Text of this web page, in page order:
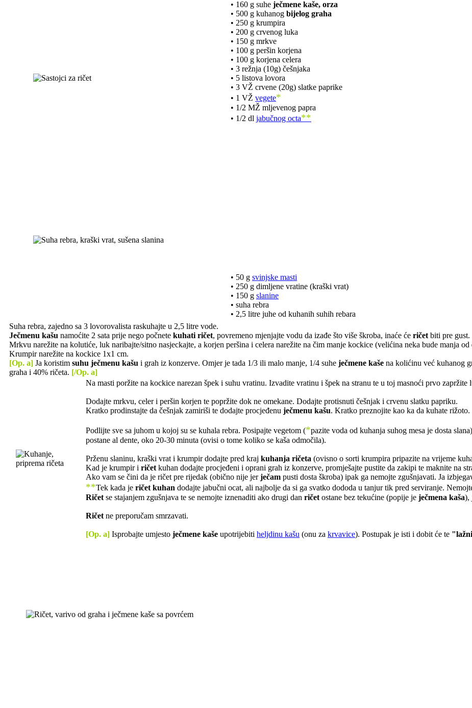
• 160 g suhe ječmene kaše, orza
• 500 g kuhanog bijelog graha
• 250 g krumpira
• 200 g crvenog luka
• 150 g mrkve
• 100 g peršin korjena
• 100 g korjena celera
• 3 režnja (10g) češnjaka
• 5 listova lovora
• 3 VŽ crvene (20g) slatke paprike
• 1 VŽ vegete*
• 1/2 MŽ mljevenog papra
• 1/2 dl jabučnog octa**
• 50 g svinjske masti
• 250 g dimljene vratine (kraški vrat)
• 150 g slanine
• suha rebra
• 2,5 litre juhe od kuhanih suhih rebara
Suha rebra, zajedno sa 3 lovorovalista raskuhajte u 2,5 litre vode.
Ječmenu kašu namoćite 2 sata prije nego počnete kuhati ričet, povremeno mjenjajte vodu da izađe što više škroba, inaće će ričet biti pre gust.
Mrkvu narežite na kolutiće, luk naribajte/sitno nasjeckajte, a korjen peršina i celera narežite na čim manje kockice (velićina neka bude manja
Krumpir narežite na kockice 1x1 cm.
[Op. a] Ja koristim suhu ječmenu kašu i grah iz konzerve. Omjer je tada 1/3 ili malo manje, 1/4 suhe ječmene kaše na kolićinu već kuhanog
graha i 40% ričeta. [/Op. a]
Na masti poržite na kockice narezan špek i suhu vratinu. Izvadite vratinu i špek na stranu te u toj masnoći prvo zapržite
Dodajte mrkvu, celer i peršin korjen te popržite dok ne omekane. Dodajte protisnuti češnjak i crvenu slatku papriku.
Kratko prodinstajte da češnjak zamiriši te dodajte procjeđenu ječmenu kašu. Kratko preznojite kao ka da kuhate rižoto.
Podlijte sve sa juhom u kojoj su se kuhala rebra. Posipajte vegetom (*pazite voda od kuhanja suhog mesa je dosta slana
postane al dente, oko 20-30 minuta (ovisi o tome koliko se kaša odmočila).
Prženu slaninu, kraški vrat i krumpir dodajte pred kraj kuhanja ričeta (ovisno o sorti krumpira pripazite na vrijeme
Kad je krumpir i ričet kuhan dodajte procjeđeni i oprani grah iz konzerve, promješajte pustite da zakipi te maknite na
Ako vam se čini da je ričet pre rijedak (obično nije jerječam pusti dosta škroba) ipak ga nemojte zgušnjavati. Ja
**Tek kada je ričet kuhan dodajte jabučni ocat, ali najbolje da si ga svatko dododa u tanjur tik pred serviranje.
Ričet se stajanjem zgušnjava te se nemojte iznenaditi ako drugi dan ričet ostane bez tekućine (popije je ječmena kaša),
Ričet ne preporučam smrzavati.
[Op. a] Isprobajte umjesto ječmene kaše upotrijebiti heljdinu kašu (onu za krvavice). Postupak je isti i dobit će te